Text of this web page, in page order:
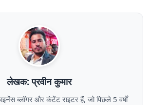
लेखक: प्रवीन कुमार
ब्लॉगर और कंटेंट राइटर हैं, जो पिछले 5 वर्षों